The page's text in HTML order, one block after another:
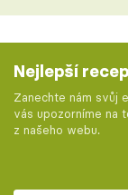
Nejlepší
Zanechte nám svůj
vás upozorníme na
z našeho webu.